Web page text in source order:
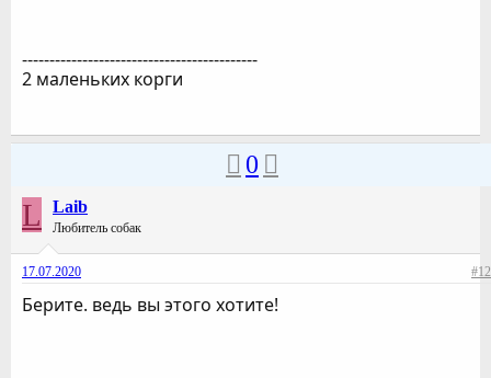
-------------------------------------------
2 маленьких корги
0
L Laib
Любитель собак
17.07.2020 #12
Берите. ведь вы этого хотите!